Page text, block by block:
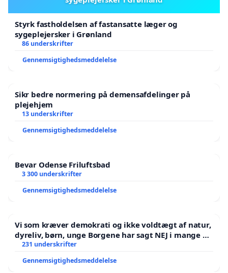
Styrk fastholdelsen af fastansatte læger og
sygeplejersker i Grønland
86 underskrifter
Gennemsigtighedsmeddelelse
Sikr bedre normering på demensafdelinger på
plejehjem
13 underskrifter
Gennemsigtighedsmeddelelse
Bevar Odense Friluftsbad
3 300 underskrifter
Gennemsigtighedsmeddelelse
Vi som kræver demokrati og ikke voldtægt af natur,
dyreliv, børn, unge Borgene har sagt NEJ i mange år.
Der er
231 underskrifter
Gennemsigtighedsmeddelelse